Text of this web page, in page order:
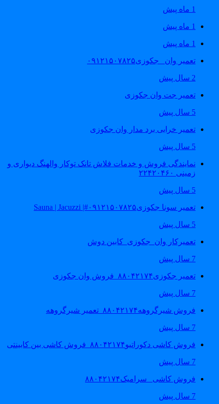
1 ماه پیش
1 ماه پیش
تعمیر وان _جکوزی۰۹۱۲۱۵۰۷۸۲۵
تعمیر جت وان جکوزی
تعمیر خرابی برد مدار وان جکوزی
نمایندگی فروش و خدمات فلاش تانک توکار والهنگ دیواری و
زمینی ۲۲۴۲۰۴۶۰
تعمیر سونا جکوزی۰۹۱۲۱۵۰۷۸۲۵#| Sauna | Jacuzzi
تعمیرکار وان_جکوزی_کابین دوش
تعمیر جکوزی۸۸۰۴۲۱۷۴_فروش وان جکوزی
فروش شیرگروهه۸۸۰۴۲۱۷۴_تعمیر شیرگروهه
فروش کاشی دکوراتیو۸۸۰۴۲۱۷۴_فروش کاشی بین کابینتی
فروش کاشی _سرامیک۸۸۰۴۲۱۷۴